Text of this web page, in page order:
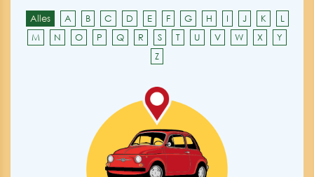
Alles A B C D E F G H I J K
L
M
N O P Q R S T U V W X
Y
Z